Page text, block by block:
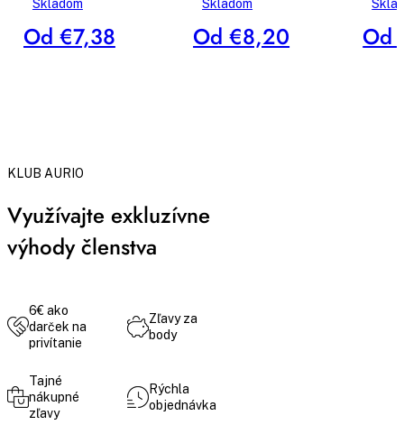
Skladom
Od €7,38
Skladom
Od €8,20 Od
KLUB AURIO
Využívajte exkluzívne
výhody členstva
6€ ako
darček na
privítanie
Zľavy za
body
Tajné
nákupné
zľavy
Rýchla
objednávka